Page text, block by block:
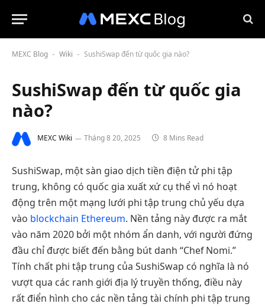
MEXC Blog - Wiki - SushiSwap đến từ quốc gia nào?
SushiSwap đến từ quốc gia
nào?
MEXC Wiki Tháng 8 20, 2025 8 Mins Read
SushiSwap, một sàn giao dịch tiền điện tử phi tập
trung, không có quốc gia xuất xứ cụ thể vì nó hoạt
động trên một mạng lưới phi tập trung chủ yếu dựa
vào blockchain Ethereum. Nền tảng này được ra mắt
vào năm 2020 bởi một nhóm ẩn danh, với người đứng
đầu chỉ được biết đến bằng bút danh “Chef Nomi.”
Tính chất phi tập trung của SushiSwap có nghĩa là nó
vượt qua các ranh giới địa lý truyền thống, điều này
rất điển hình cho các nền tảng tài chính phi tập trung